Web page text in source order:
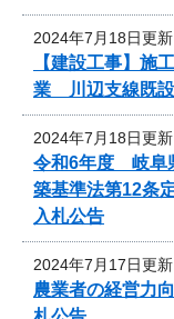
2024年7月18日更新
【建設工事】施
業 川辺支線既設
2024年7月18日更新
令和6年度 岐阜
築基準法第12条
入札公告
2024年7月17日更新
農業者の経営力